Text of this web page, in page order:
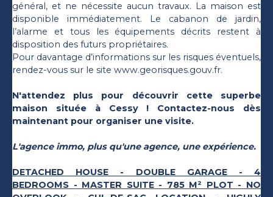
général, et ne nécessite aucun travaux. La maison est
disponible immédiatement. Le cabanon de jardin,
l’alarme et tous les équipements décrits restent à
disposition des futurs propriétaires.
Pour davantage d’informations sur les risques éventuels,
rendez-vous sur le site www.georisques.gouv.fr.
N'attendez plus pour découvrir cette superbe
maison située à Cessy ! Contactez-nous dès
maintenant pour organiser une visite.
L'agence immo, plus qu'une agence, une expérience.
DETACHED HOUSE - DOUBLE GARAGE - 4
BEDROOMS - MASTER SUITE - 785 M² PLOT - NO